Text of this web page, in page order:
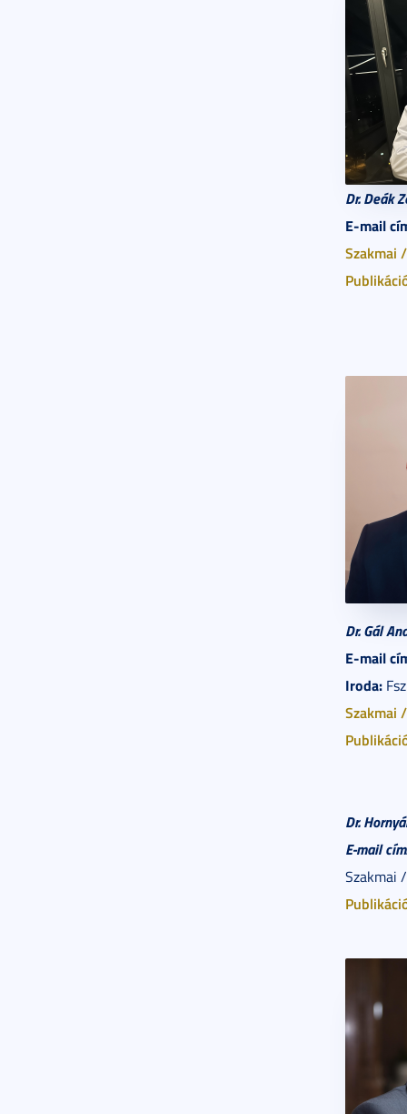
Dr. Deák
E-mail
Szakmai
Dr. Gál
E-mail
Iroda:
Szakmai
Dr.
E-mail
Szakmai